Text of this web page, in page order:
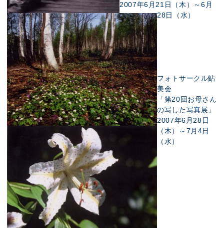
2007年6月21日（木）～6月
28日（水）
フォトサークル鮎
美会
「第20回お母さん
の写した写真展」
2007年6月28日
（木）～7月4日
（水）